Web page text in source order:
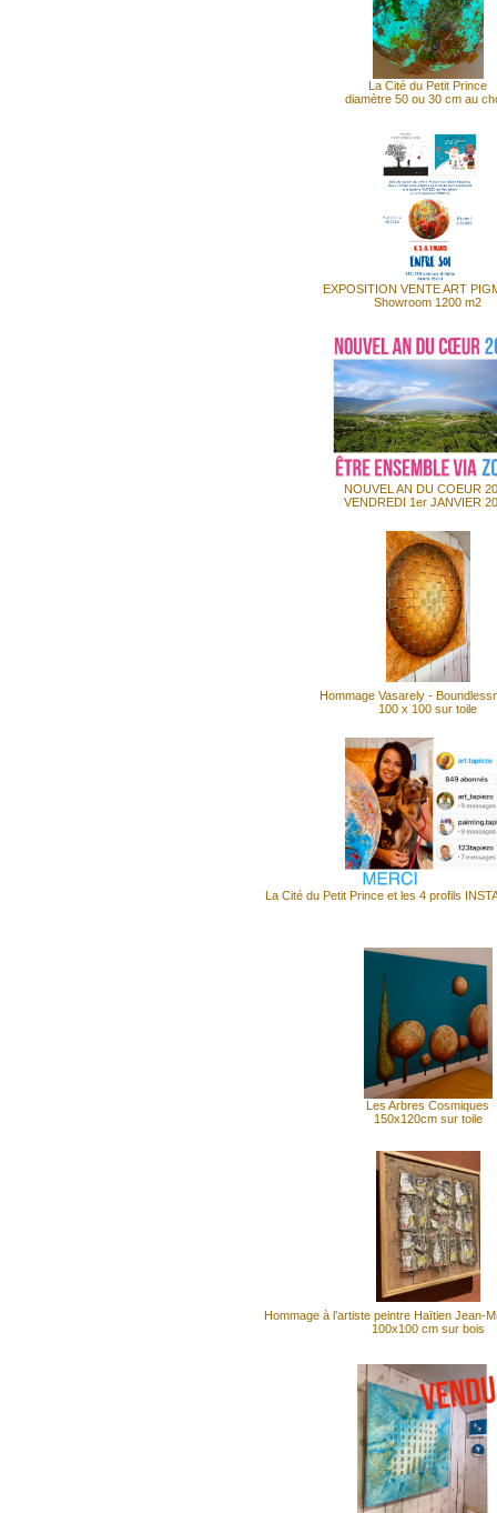
La Cité du Petit Prince
diamètre 50 ou 30 cm au
EXPOSITION VENTE ART
Showroom 1200 m2
NOUVEL AN DU COEUR
VENDREDI 1er JANVIER
Hommage Vasarely -
100 x 100 sur toile
La Cité du Petit Prince et les 4 profils
Les Arbres Cosmiques
150x120cm sur toile
Hommage à l’artiste peintre Haïtien Jean-
100x100 cm sur bois